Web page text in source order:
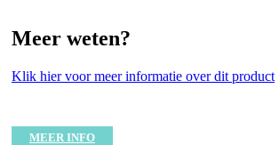
Meer weten?
Klik hier voor meer informatie over dit product
MEER INFO